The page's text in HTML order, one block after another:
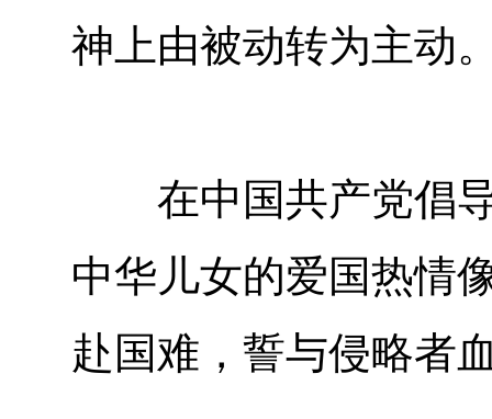
神上由被动转为主动
在中国共产党倡导
中华儿女的爱国热情
赴国难，誓与侵略者